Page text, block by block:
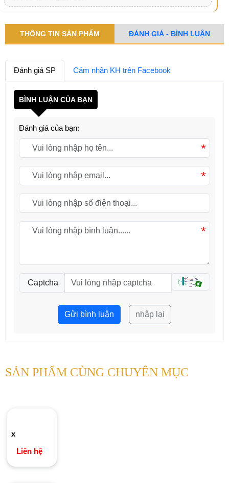
THÔNG TIN SẢN PHẨM ĐÁNH GIÁ - BÌNH LUẬN
Đánh giá SP Cảm nhận KH trên Facebook
BÌNH LUẬN CỦA BẠN
Đánh giá của bạn:
*
*
*
Captcha
Gửi bình luận nhập lại
SẢN PHẨM CÙNG CHUYÊN MỤC
x
Liên hệ